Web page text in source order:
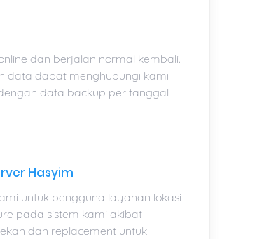
dan berjalan normal kembali.
data dapat menghubungi kami
data backup per tanggal
Hasyim
untuk pengguna layanan lokasi
pada sistem kami akibat
dan replacement untuk